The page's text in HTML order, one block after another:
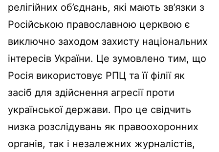
релігійних об’єднань, які мають зв’язки з
Російською православною церквою є
виключно заходом захисту національних
інтересів України. Це зумовлено тим, що
Росія використовує РПЦ та її філії як
засіб для здійснення агресії проти
української держави. Про це свідчить
низка розслідувань як правоохоронних
органів, так і незалежних журналістів,